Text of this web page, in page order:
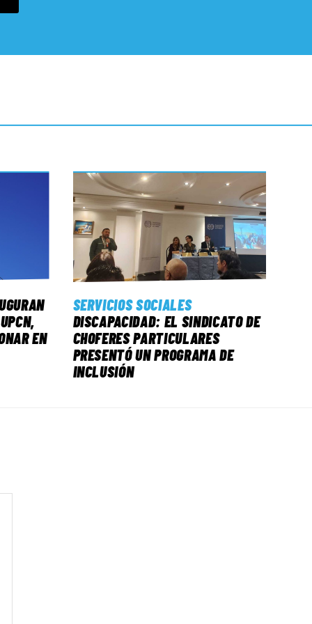
EN
SERVICIOS SOCIALES
DISCAPACIDAD: EL SINDICATO DE
CHOFERES PARTICULARES
PRESENTÓ UN PROGRAMA DE
INCLUSIÓN